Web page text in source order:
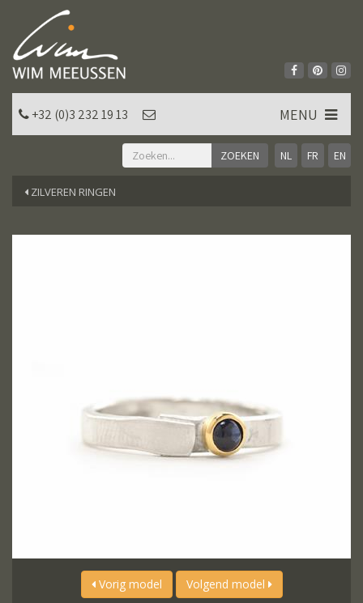
NL FR EN
+32 (0)3 232 19 13 MENU
ZILVEREN RINGEN
Vorig model Volgend model